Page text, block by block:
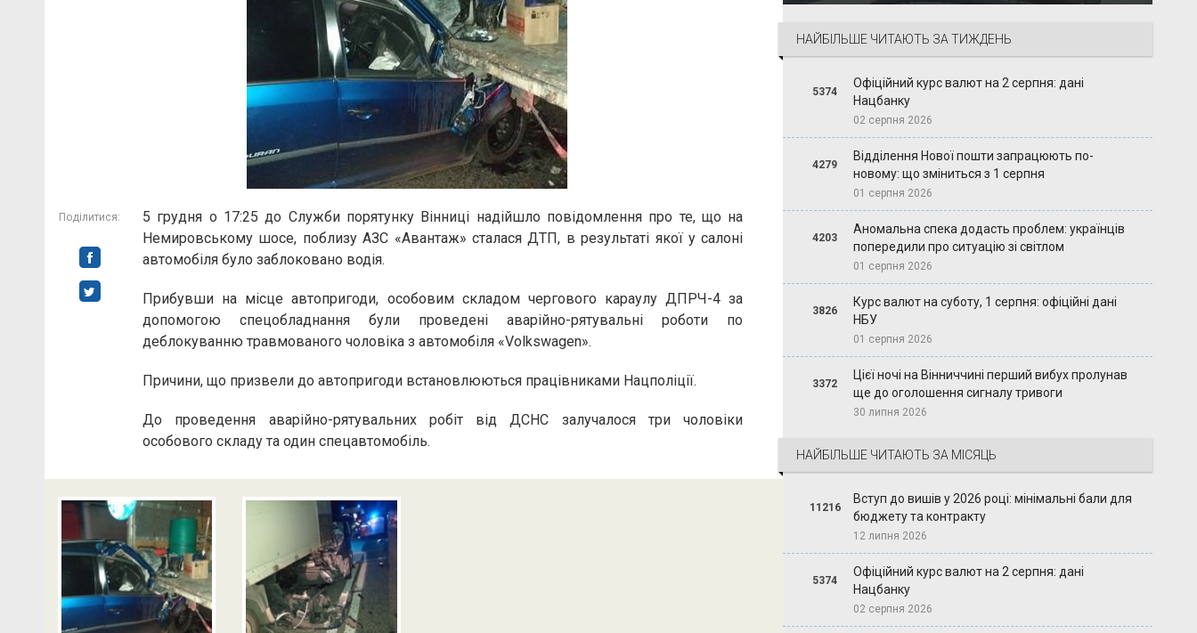
Поділитися:
5 грудня о 17:25 до Служби порятунку Вінниці надійшло повідомлення про те, що на
Немировському шосе, поблизу АЗС «Авантаж» сталася ДТП, в результаті якої у салоні
автомобіля було заблоковано водія.
Прибувши на місце автопригоди, особовим складом чергового караулу ДПРЧ-4 за
допомогою спецобладнання були проведені аварійно-рятувальні роботи по
деблокуванню травмованого чоловіка з автомобіля «Volkswagen».
Причини, що призвели до автопригоди встановлюються працівниками Нацполіції.
До проведення аварійно-рятувальних робіт від ДСНС залучалося три чоловіки
особового складу та один спецавтомобіль.
НАЙБІЛЬШЕ ЧИТАЮТЬ ЗА ТИЖДЕНЬ
5374
Офіційний курс валют на 2 серпня: дані
Нацбанку
02 серпня 2026
4279
Відділення Нової пошти запрацюють по-
новому: що зміниться з 1 серпня
01 серпня 2026
4203
Аномальна спека додасть проблем: українців
попередили про ситуацію зі світлом
01 серпня 2026
3826
Курс валют на суботу, 1 серпня: офіційні дані
НБУ
01 серпня 2026
3372
Цієї ночі на Вінниччині перший вибух пролунав
ще до оголошення сигналу тривоги
30 липня 2026
НАЙБІЛЬШЕ ЧИТАЮТЬ ЗА МІСЯЦЬ
11216
Вступ до вишів у 2026 році: мінімальні бали для
бюджету та контракту
12 липня 2026
5374
Офіційний курс валют на 2 серпня: дані
Нацбанку
02 серпня 2026